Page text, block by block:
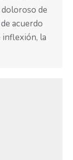
de
acuerdo
inflexión, la